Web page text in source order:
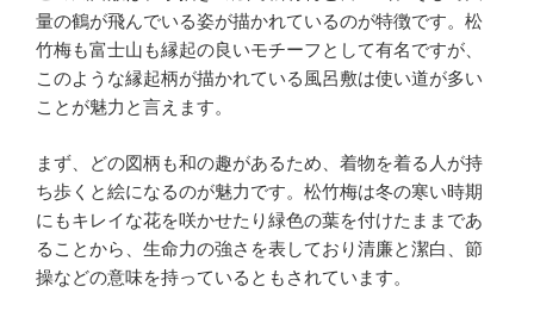
量の鶴が飛んでいる姿が描かれているのが特徴です。松
竹梅も富士山も縁起の良いモチーフとして有名ですが、
このような縁起柄が描かれている風呂敷は使い道が多い
ことが魅力と言えます。
まず、どの図柄も和の趣があるため、着物を着る人が持
ち歩くと絵になるのが魅力です。松竹梅は冬の寒い時期
にもキレイな花を咲かせたり緑色の葉を付けたままであ
ることから、生命力の強さを表しており清廉と潔白、節
操などの意味を持っているともされています。